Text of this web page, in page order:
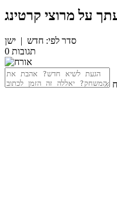
על מרוצי קרטינג
סדר לפי: חדש | ישן
0 תגובות